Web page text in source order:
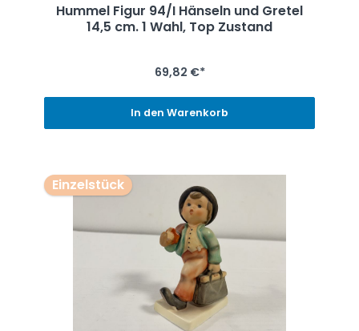
Hummel Figur 94/I Hänseln und Gretel
14,5 cm. 1 Wahl, Top Zustand
69,82 €*
In den Warenkorb
Einzelstück